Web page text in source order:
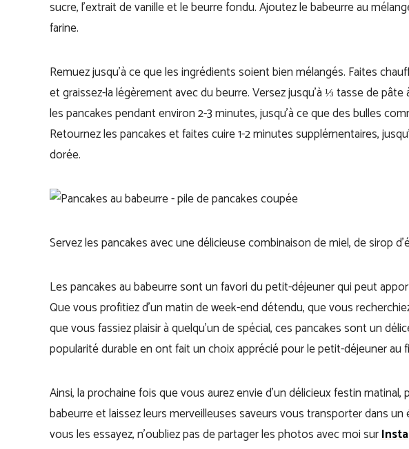
sucre, l’extrait de vanille et le beurre fondu. Ajoutez le babeurre au
farine.
Remuez jusqu’à ce que les ingrédients soient bien mélangés. Faites
et graissez-la légèrement avec du beurre. Versez jusqu’à ⅓ tasse de
les pancakes pendant environ 2-3 minutes, jusqu’à ce que des bulles
Retournez les pancakes et faites cuire 1-2 minutes supplémentaires,
dorée.
Servez les pancakes avec une délicieuse combinaison de miel, de sirop
Les pancakes au babeurre sont un favori du petit-déjeuner qui peut
Que vous profitiez d’un matin de week-end détendu, que vous
que vous fassiez plaisir à quelqu’un de spécial, ces pancakes sont un
popularité durable en ont fait un choix apprécié pour le petit-déjeuner au
Ainsi, la prochaine fois que vous aurez envie d’un délicieux festin matinal,
babeurre et laissez leurs merveilleuses saveurs vous transporter dans
vous les essayez, n’oubliez pas de partager les photos avec moi sur